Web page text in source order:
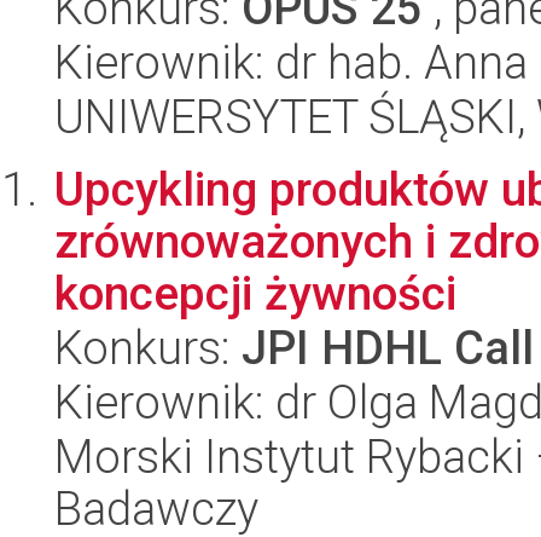
Kierownik: dr hab.
UNIWERSYTET
Upcykling produktów
zrównoważonych i
koncepcji żywności
Konkurs: JPI HDHL
Kierownik: dr Olga
Morski Instytut
Badawczy